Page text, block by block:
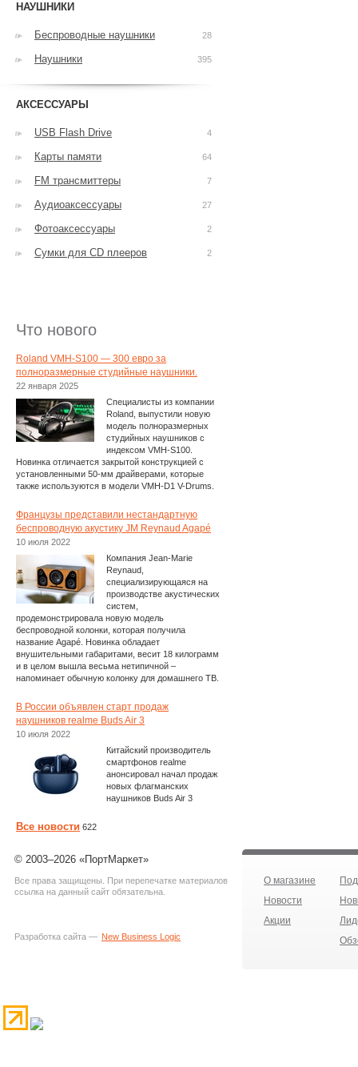
НАУШНИКИ
Беспроводные наушники 28
Наушники 395
АКСЕССУАРЫ
USB Flash Drive 4
Карты памяти 64
FM трансмиттеры 7
Аудиоаксессуары 27
Фотоаксессуары 2
Сумки для CD плееров 2
Что нового
Roland VMH-S100 — 300 евро за
полноразмерные студийные наушники.
22 января 2025
Специалисты из компании
Roland, выпустили новую
модель полноразмерных
студийных наушников с
индексом VMH-S100.
Новинка отличается закрытой конструкцией с
установленными 50-мм драйверами, которые
также используются в модели VMH-D1 V-Drums.
Французы представили нестандартную
беспроводную акустику JM Reynaud Agapé
10 июля 2022
Компания Jean-Marie
Reynaud,
специализирующаяся на
производстве акустических
систем,
продемонстрировала новую модель
беспроводной колонки, которая получила
название Agapé. Новинка обладает
внушительными габаритами, весит 18 килограмм
и в целом вышла весьма нетипичной –
напоминает обычную колонку для домашнего ТВ.
В России объявлен старт продаж
наушников realme Buds Air 3
10 июля 2022
Китайский производитель
смартфонов realme
анонсировал начал продаж
новых флагманских
наушников Buds Air 3
Все новости 622
© 2003–2026 «ПортМаркет»
Все права защищены. При перепечатке материалов
ссылка на данный сайт обязательна.
Разработка сайта — New Business Logic
О магазине
Новости
Акции